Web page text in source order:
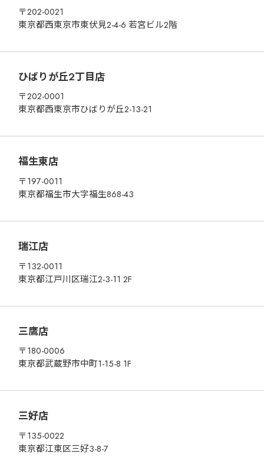
〒202-0021
東京都西東京市東伏見2-4-6 若宮ビル2階
ひばりが丘2丁目店
〒202-0001
東京都西東京市ひばりが丘2-13-21
福生東店
〒197-0011
東京都福生市大字福生868-43
瑞江店
〒132-0011
東京都江戸川区瑞江2-3-11 2F
三鷹店
〒180-0006
東京都武蔵野市中町1-15-8 1F
三好店
〒135-0022
東京都江東区三好3-8-7